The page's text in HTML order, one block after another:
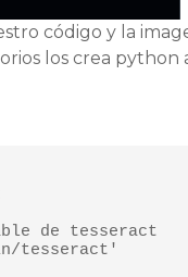
código y la
los crea
de tesseract
tesseract'